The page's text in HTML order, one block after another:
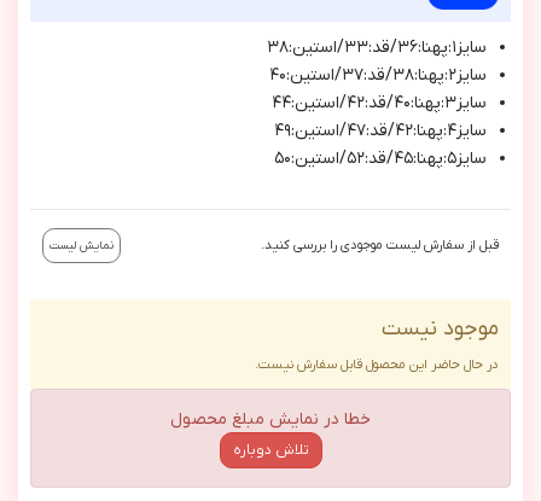
سايز١:پهنا:٣٦/قد:٣٣/استين:٣٨
سايز٢:پهنا:٣٨/قد:٣٧/استين:٤٠
سايز٣:پهنا:٤٠/قد:٤٢/استين:٤٤
سايز٤:پهنا:٤٢/قد:٤٧/استين:٤٩
سايز٥:پهنا:٤٥/قد:٥٢/استين:٥٠
قبل از سفارش لیست موجودی را بررسی کنید. نمایش لیست
موجود نیست
در حال حاضر این محصول قابل سفارش نیست.
خطا در نمایش مبلغ محصول
تلاش دوباره